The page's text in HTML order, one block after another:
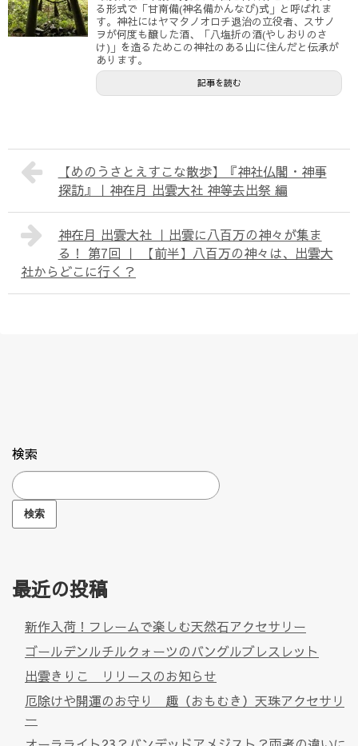
る形式で「甘南備(神名備かんなび)式」と呼ばれま
す。神社にはヤマタノオロチ退治の立役者、スサノ
ヲが何度も醸した酒、「八塩折の酒(やしおりのさ
け)」を造るためこの神社のある山に住んだと伝承が
あります。
記事を読む
【めのうさとえすこな散歩】『神社仏閣・神事
探訪』｜神在月 出雲大社 神等去出祭 編
神在月 出雲大社 ｜出雲に八百万の神々が集ま
る！ 第7回 ｜ 【前半】八百万の神々は、出雲大
社からどこに行く？
検索
検索
最近の投稿
新作入荷！フレームで楽しむ天然石アクセサリー
ゴールデンルチルクォーツのバングルブレスレット
出雲きりこ リリースのお知らせ
厄除けや開運のお守り 趣（おもむき）天珠アクセサリ
ー